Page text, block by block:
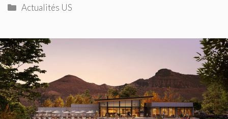
Catégories
Actualités US